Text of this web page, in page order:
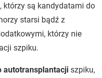
którzy są kandydatami do
starsi bądź z
którzy nie
szpiku.
autotransplantacji szpiku,